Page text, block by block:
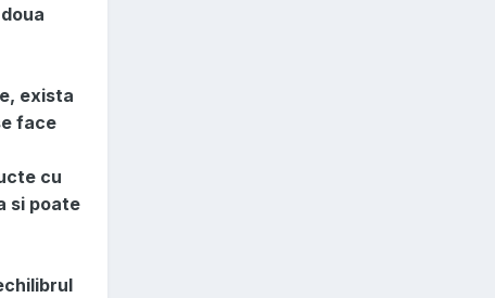
exista
face
cu
si poate